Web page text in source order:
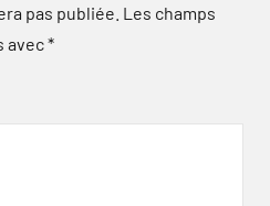
pas publiée. Les champs
avec*